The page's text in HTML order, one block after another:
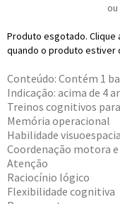
ou
Produto esgotado. Clique
quando o produto estiver
Conteúdo: Contém 1
Indicação: acima de 4
Treinos cognitivos
Memória operacional
Habilidade
Coordenação motora
Atenção
Raciocínio lógico
Flexibilidade cognitiva